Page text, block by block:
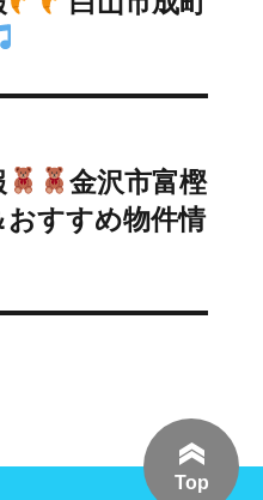
金沢市富樫
すすめ物件情
Top